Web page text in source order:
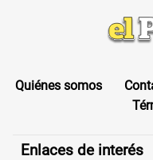
Quiénes somos
Enlaces de interés